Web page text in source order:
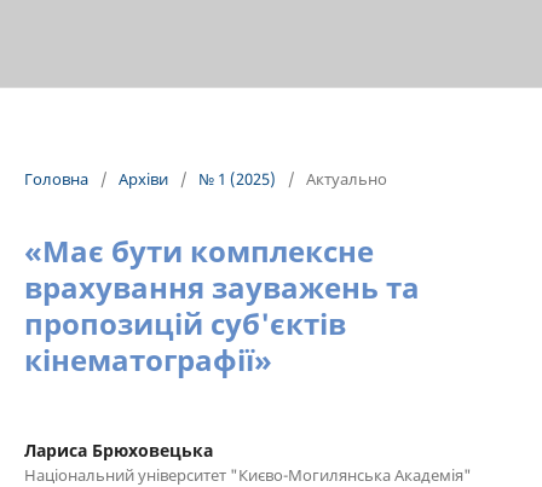
Головна / Архіви / № 1 (2025) / Актуально
«Має бути комплексне
врахування зауважень та
пропозицій суб'єктів
кінематографії»
Лариса Брюховецька
Національний університет "Києво-Могилянська Академія"